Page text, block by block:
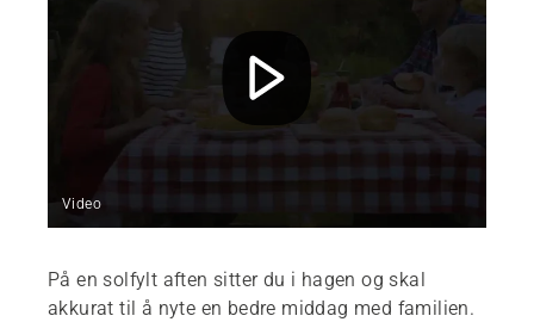
Video
På en solfylt aften sitter du i hagen og skal
akkurat til å nyte en bedre middag med familien.